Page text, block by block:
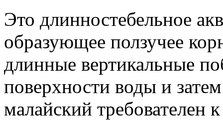
Это длинностебельное
образующее ползучее
длинные вертикальные
поверхности воды и
малайский требователен